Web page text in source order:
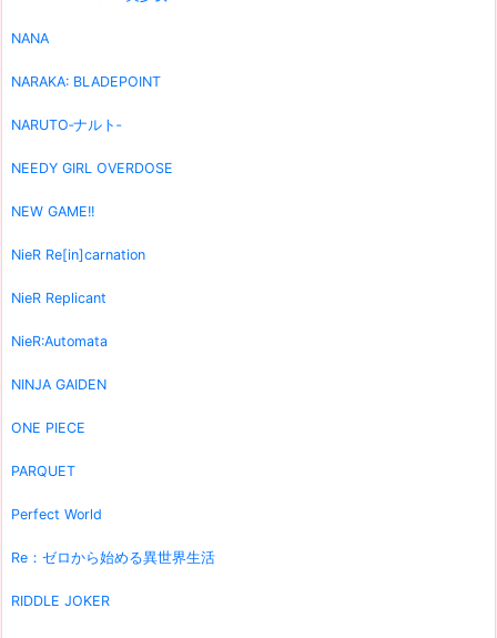
NANA
NARAKA: BLADEPOINT
NARUTO‐ナルト‐
NEEDY GIRL OVERDOSE
NEW GAME!!
NieR Re[in]carnation
NieR Replicant
NieR:Automata
NINJA GAIDEN
ONE PIECE
PARQUET
Perfect World
Re：ゼロから始める異世界生活
RIDDLE JOKER